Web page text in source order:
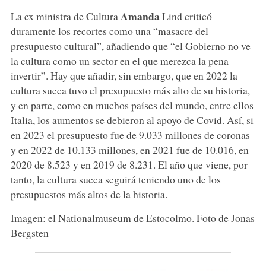
La ex ministra de Cultura AmandaLind criticó
duramente los recortes como una “masacre del
presupuesto cultural”, añadiendo que “el Gobierno no ve
la cultura como un sector en el que merezca la pena
invertir”. Hay que añadir, sin embargo, que en 2022 la
cultura sueca tuvo el presupuesto más alto de su historia,
y en parte, como en muchos países del mundo, entre ellos
Italia, los aumentos se debieron al apoyo de Covid. Así, si
en 2023 el presupuesto fue de 9.033 millones de coronas
y en 2022 de 10.133 millones, en 2021 fue de 10.016, en
2020 de 8.523 y en 2019 de 8.231. El año que viene, por
tanto, la cultura sueca seguirá teniendo uno de los
presupuestos más altos de la historia.
Imagen: el Nationalmuseum de Estocolmo. Foto de Jonas
Bergsten